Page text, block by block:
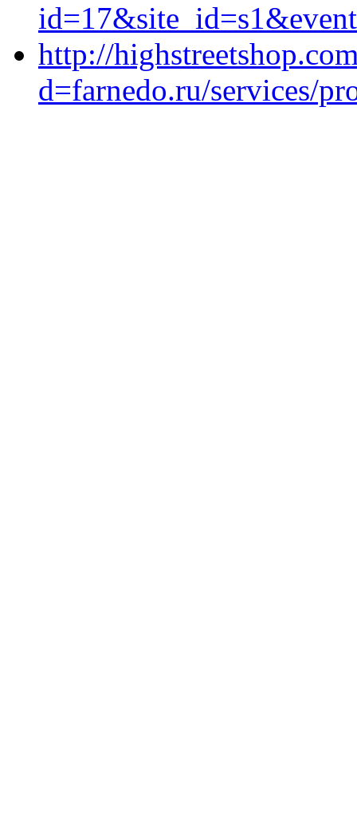
http://
d=farnedo.ru/services/